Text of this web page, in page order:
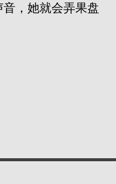
，她就会弄果盘